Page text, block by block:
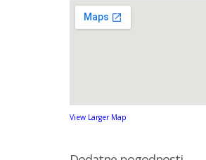
View Larger Map